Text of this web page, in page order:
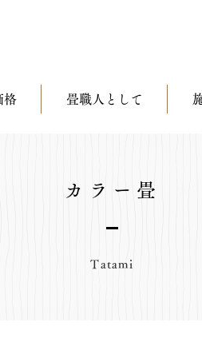
格 畳職人として
カラー畳
Tatami